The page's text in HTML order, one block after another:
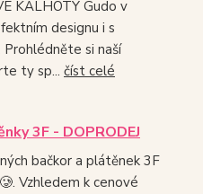
KALHOTY Gudo v
designu i s
si naší
ty sp... číst celé
3F - DOPRODEJ
bačkor a plátěnek 3F
Vzhledem k cenové